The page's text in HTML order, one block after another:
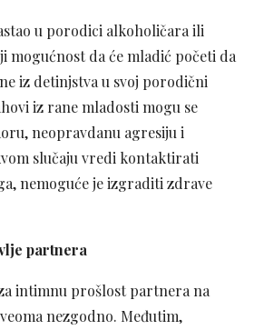
u porodici alkoholičara ili
mogućnost da će mladić početi da
iz detinjstva u svoj porodični
iz rane mladosti mogu se
neopravdanu agresiju i
slučaju vredi kontaktirati
nemoguće je izgraditi zdrave
partnera
intimnu prošlost partnera na
nezgodno. Međutim,